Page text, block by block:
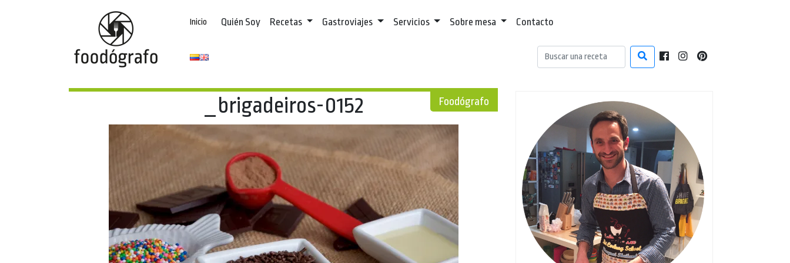
Inicio Quién Soy Recetas Gastroviajes Servicios Sobre mesa Contacto
Foodógrafo
_brigadeiros-0152